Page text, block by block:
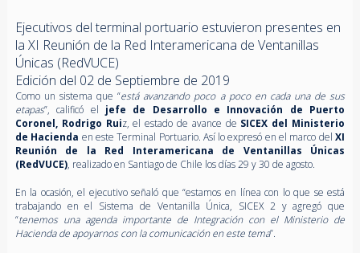
Ejecutivos del terminal portuario estuvieron presentes en
la XI Reunión de la Red Interamericana de Ventanillas
Únicas (RedVUCE)
Edición del 02 de Septiembre de 2019
Como un sistema que “está avanzando poco a poco en cada una de sus
etapas”, calificó el jefe de Desarrollo e Innovación de Puerto
Coronel, Rodrigo Ruiz, el estado de avance de SICEX del Ministerio
de Hacienda en este Terminal Portuario. Así lo expresó en el marco delXI
Reunión de la Red Interamericana de Ventanillas Únicas
(RedVUCE), realizado en Santiago de Chile los días 29 y 30 de agosto.
En la ocasión, el ejecutivo señaló que “estamos en línea con lo que se está
trabajando en el Sistema de Ventanilla Única, SICEX 2 y agregó que
“tenemos una agenda importante de Integración con el Ministerio de
Hacienda de apoyarnos con la comunicación en este tema”.